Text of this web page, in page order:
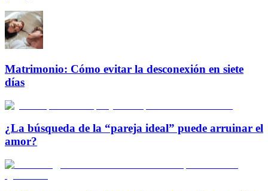
Matrimonio: Cómo evitar la desconexión en siete
días
¿La búsqueda de la “pareja ideal” puede arruinar el
amor?